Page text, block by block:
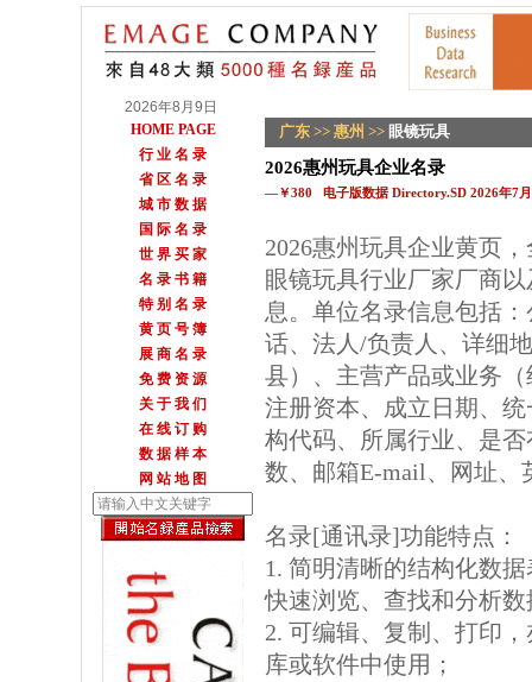
2026年8月9日
HOME PAGE
行 业 名 录
省 区 名 录
城 市 数 据
国 际 名 录
世 界 买 家
名 录 书 籍
特 别 名 录
黄 页 号 簿
展 商 名 录
免 费 资 源
关 于 我 们
在 线 订 购
数 据 样 本
网 站 地 图
广东 >> 惠州 >> 眼镜玩具
2026惠州玩具企业名录
—￥380 电子版数据 Directory.SD 2026年7
2026惠州玩具企业黄页
眼镜玩具行业厂家厂商
息。单位名录信息包括
话、法人/负责人、详细
县）、主营产品或业务
注册资本、成立日期、
构代码、所属行业、是
数、邮箱E-mail、网址、
名录[通讯录]功能特点：
1. 简明清晰的结构化数
快速浏览、查找和分析数
2. 可编辑、复制、打印
库或软件中使用；